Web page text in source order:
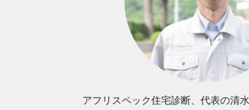
アフリスペック住宅診断、代表の清